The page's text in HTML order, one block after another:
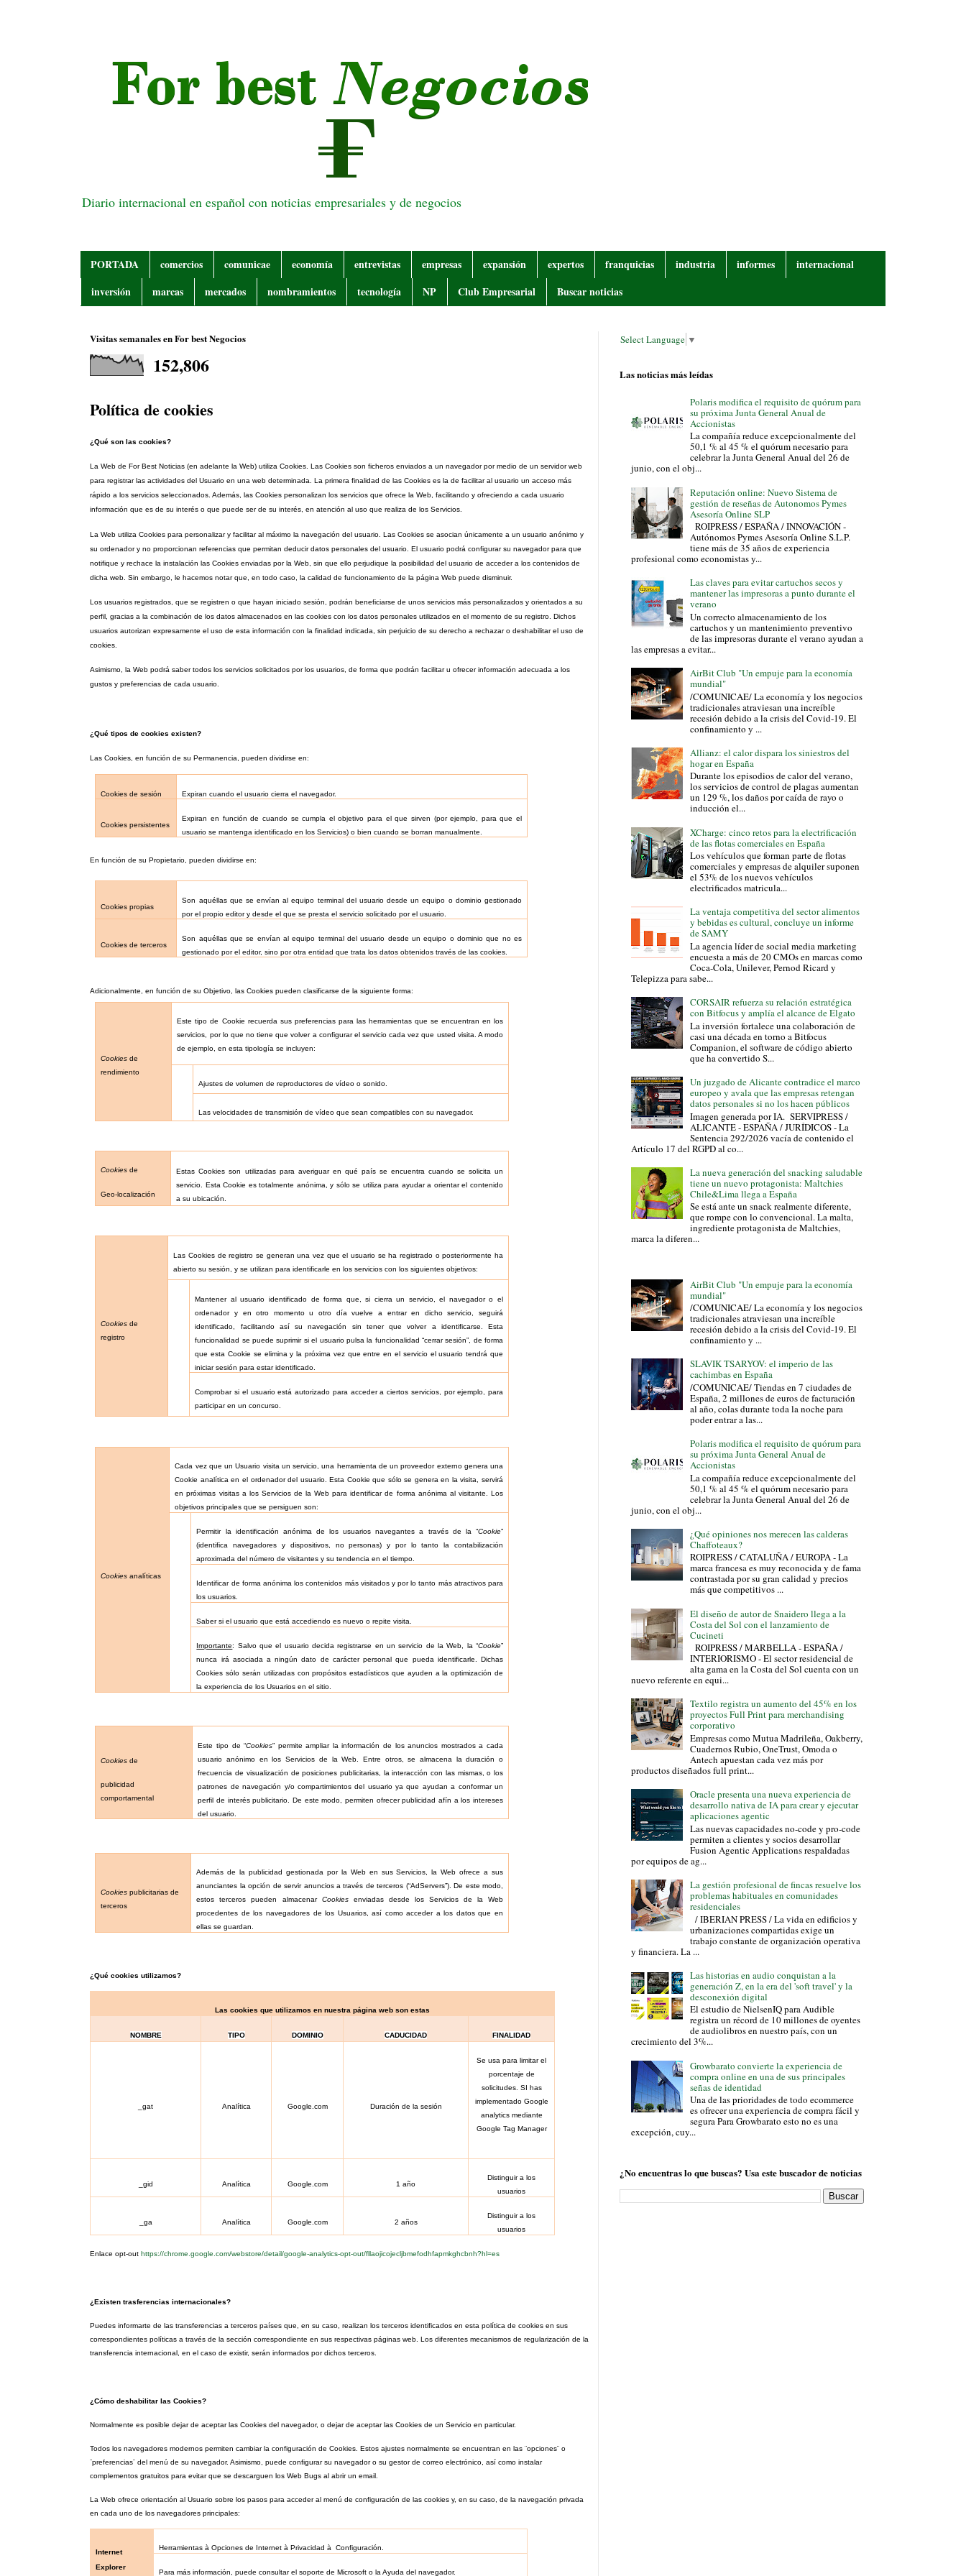
Diario internacional en español con noticias empresariales y de negocios
PORTADA comercios comunicae economía entrevistas empresas expansión expertos franquicias industria informes
internacional
inversión
marcas mercados nombramientos tecnología NP Club Empresarial Buscar noticias
Visitas semanales en For best Negocios
152,806
Política de cookies
¿Qué son las cookies?
La Web de For Best Noticias (en adelante la Web) utiliza Cookies. Las Cookies son ficheros enviados a un navegador por medio de un servidor web
para registrar las actividades del Usuario en una web determinada. La primera finalidad de las Cookies es la de facilitar al usuario un acceso más
rápido a los servicios seleccionados. Además, las Cookies personalizan los servicios que ofrece la Web, facilitando y ofreciendo a cada usuario
información que es de su interés o que puede ser de su interés, en atención al uso que realiza de los Servicios.
La Web utiliza Cookies para personalizar y facilitar al máximo la navegación del usuario. Las Cookies se asocian únicamente a un usuario anónimo y
su ordenador y no proporcionan referencias que permitan deducir datos personales del usuario. El usuario podrá configurar su navegador para que
notifique y rechace la instalación las Cookies enviadas por la Web, sin que ello perjudique la posibilidad del usuario de acceder a los contenidos de
dicha web. Sin embargo, le hacemos notar que, en todo caso, la calidad de funcionamiento de la página Web puede disminuir.
Los usuarios registrados, que se registren o que hayan iniciado sesión, podrán beneficiarse de unos servicios más personalizados y orientados a su
perfil, gracias a la combinación de los datos almacenados en las cookies con los datos personales utilizados en el momento de su registro. Dichos
usuarios autorizan expresamente el uso de esta información con la finalidad indicada, sin perjuicio de su derecho a rechazar o deshabilitar el uso de
cookies.
Asimismo, la Web podrá saber todos los servicios solicitados por los usuarios, de forma que podrán facilitar u ofrecer información adecuada a los
gustos y preferencias de cada usuario.
¿Qué tipos de cookies existen?
Las Cookies, en función de su Permanencia, pueden dividirse en:
Cookies de sesión Expiran cuando el usuario cierra el navegador.
Cookies persistentes
Expiran en función de cuando se cumpla el objetivo para el que sirven (por ejemplo, para que el
usuario se mantenga identificado en los Servicios) o bien cuando se borran manualmente.
En función de su Propietario, pueden dividirse en:
Cookies propias
Son aquéllas que se envían al equipo terminal del usuario desde un equipo o dominio gestionado
por el propio editor y desde el que se presta el servicio solicitado por el usuario.
Cookies de terceros
Son aquéllas que se envían al equipo terminal del usuario desde un equipo o dominio que no es
gestionado por el editor, sino por otra entidad que trata los datos obtenidos través de las cookies.
Adicionalmente, en función de su Objetivo, las Cookies pueden clasificarse de la siguiente forma:
Cookiesde
rendimiento
Este tipo de Cookie recuerda sus preferencias para las herramientas que se encuentran en los
servicios, por lo que no tiene que volver a configurar el servicio cada vez que usted visita. A modo
de ejemplo, en esta tipología se incluyen:
Ajustes de volumen de reproductores de vídeo o sonido.
Las velocidades de transmisión de vídeo que sean compatibles con su navegador.
Cookiesde
Geo-localización
Estas Cookies son utilizadas para averiguar en qué país se encuentra cuando se solicita un
servicio. Esta Cookie es totalmente anónima, y sólo se utiliza para ayudar a orientar el contenido
a su ubicación.
Cookiesde
registro
Las Cookies de registro se generan una vez que el usuario se ha registrado o posteriormente ha
abierto su sesión, y se utilizan para identificarle en los servicios con los siguientes objetivos:
Mantener al usuario identificado de forma que, si cierra un servicio, el navegador o el
ordenador y en otro momento u otro día vuelve a entrar en dicho servicio, seguirá
identificado, facilitando así su navegación sin tener que volver a identificarse. Esta
funcionalidad se puede suprimir si el usuario pulsa la funcionalidad “cerrar sesión”, de forma
que esta Cookie se elimina y la próxima vez que entre en el servicio el usuario tendrá que
iniciar sesión para estar identificado.
Comprobar si el usuario está autorizado para acceder a ciertos servicios, por ejemplo, para
participar en un concurso.
Cookiesanalíticas
Cada vez que un Usuario visita un servicio, una herramienta de un proveedor externo genera una
Cookie analítica en el ordenador del usuario. Esta Cookie que sólo se genera en la visita, servirá
en próximas visitas a los Servicios de la Web para identificar de forma anónima al visitante. Los
objetivos principales que se persiguen son:
Permitir la identificación anónima de los usuarios navegantes a través de la “Cookie”
(identifica navegadores y dispositivos, no personas) y por lo tanto la contabilización
aproximada del número de visitantes y su tendencia en el tiempo.
Identificar de forma anónima los contenidos más visitados y por lo tanto más atractivos para
los usuarios.
Saber si el usuario que está accediendo es nuevo o repite visita.
Importante: Salvo que el usuario decida registrarse en un servicio de la Web, la “Cookie”
nunca irá asociada a ningún dato de carácter personal que pueda identificarle. Dichas
Cookies sólo serán utilizadas con propósitos estadísticos que ayuden a la optimización de
la experiencia de los Usuarios en el sitio.
Cookiesde
publicidad
comportamental
Este tipo de “Cookies” permite ampliar la información de los anuncios mostrados a cada
usuario anónimo en los Servicios de la Web. Entre otros, se almacena la duración o
frecuencia de visualización de posiciones publicitarias, la interacción con las mismas, o los
patrones de navegación y/o compartimientos del usuario ya que ayudan a conformar un
perfil de interés publicitario. De este modo, permiten ofrecer publicidad afín a los intereses
del usuario.
Cookies publicitarias de
terceros
Además de la publicidad gestionada por la Web en sus Servicios, la Web ofrece a sus
anunciantes la opción de servir anuncios a través de terceros (“AdServers”). De este modo,
estos terceros pueden almacenar Cookiesenviadas desde los Servicios de la Web
procedentes de los navegadores de los Usuarios, así como acceder a los datos que en
ellas se guardan.
¿Qué cookies utilizamos?
Las cookies que utilizamos en nuestra página web son estas
NOMBRE TIPO DOMINIO CADUCIDAD FINALIDAD
_gat Analítica Google.com Duración de la sesión
Se usa para limitar el
porcentaje de
solicitudes. SI has
implementado Google
analytics mediante
Google Tag Manager
_gid Analítica Google.com 1 año
Distinguir a los
usuarios
_ga Analítica Google.com 2 años
Distinguir a los
usuarios
Enlace opt-out https://chrome.google.com/webstore/detail/google-analytics-opt-out/fllaojicojecljbmefodhfapmkghcbnh?hl=es
¿Existen trasferencias internacionales?
Puedes informarte de las transferencias a terceros países que, en su caso, realizan los terceros identificados en esta política de cookies en sus
correspondientes políticas a través de la sección correspondiente en sus respectivas páginas web. Los diferentes mecanismos de regularización de la
transferencia internacional, en el caso de existir, serán informados por dichos terceros.
¿Cómo deshabilitar las Cookies?
Normalmente es posible dejar de aceptar las Cookies del navegador, o dejar de aceptar las Cookies de un Servicio en particular.
Todos los navegadores modernos permiten cambiar la configuración de Cookies. Estos ajustes normalmente se encuentran en las ¨opciones¨ o
¨preferencias¨ del menú de su navegador. Asimismo, puede configurar su navegador o su gestor de correo electrónico, así como instalar
complementos gratuitos para evitar que se descarguen los Web Bugs al abrir un email.
La Web ofrece orientación al Usuario sobre los pasos para acceder al menú de configuración de las cookies y, en su caso, de la navegación privada
en cada uno de los navegadores principales:
Internet
Explorer
Herramientasà Opciones de Internetà Privacidadà Configuración.
Para más información, puede consultar el soporte de Microsoft o la Ayuda del navegador.
Select Language ▼
Las noticias más leídas
Polaris modifica el requisito de quórum para
su próxima Junta General Anual de
Accionistas
La compañía reduce excepcionalmente del
50,1 % al 45 % el quórum necesario para
celebrar la Junta General Anual del 26 de
junio, con el obj...
Reputación online: Nuevo Sistema de
gestión de reseñas de Autonomos Pymes
Asesoría Online SLP
ROIPRESS / ESPAÑA / INNOVACIÓN -
Autónomos Pymes Asesoría Online S.L.P.
tiene más de 35 años de experiencia
profesional como economistas y...
Las claves para evitar cartuchos secos y
mantener las impresoras a punto durante el
verano
Un correcto almacenamiento de los
cartuchos y un mantenimiento preventivo
de las impresoras durante el verano ayudan a
las empresas a evitar...
AirBit Club "Un empuje para la economía
mundial"
/COMUNICAE/ La economía y los negocios
tradicionales atraviesan una increíble
recesión debido a la crisis del Covid-19. El
confinamiento y ...
Allianz: el calor dispara los siniestros del
hogar en España
Durante los episodios de calor del verano,
los servicios de control de plagas aumentan
un 129 %, los daños por caída de rayo o
inducción el...
XCharge: cinco retos para la electrificación
de las flotas comerciales en España
Los vehículos que forman parte de flotas
comerciales y empresas de alquiler suponen
el 53% de los nuevos vehículos
electrificados matricula...
La ventaja competitiva del sector alimentos
y bebidas es cultural, concluye un informe
de SAMY
La agencia líder de social media marketing
encuesta a más de 20 CMOs en marcas como
Coca-Cola, Unilever, Pernod Ricard y
Telepizza para sabe...
CORSAIR refuerza su relación estratégica
con Bitfocus y amplía el alcance de Elgato
La inversión fortalece una colaboración de
casi una década en torno a Bitfocus
Companion, el software de código abierto
que ha convertido S...
Un juzgado de Alicante contradice el marco
europeo y avala que las empresas retengan
datos personales si no los hacen públicos
Imagen generada por IA. SERVIPRESS /
ALICANTE - ESPAÑA / JURÍDICOS - La
Sentencia 292/2026 vacía de contenido el
Artículo 17 del RGPD al co...
La nueva generación del snacking saludable
tiene un nuevo protagonista: Maltchies
Chile&Lima llega a España
Se está ante un snack realmente diferente,
que rompe con lo convencional. La malta,
ingrediente protagonista de Maltchies,
marca la diferen...
AirBit Club "Un empuje para la economía
mundial"
/COMUNICAE/ La economía y los negocios
tradicionales atraviesan una increíble
recesión debido a la crisis del Covid-19. El
confinamiento y ...
SLAVIK TSARYOV: el imperio de las
cachimbas en España
/COMUNICAE/ Tiendas en 7 ciudades de
España, 2 millones de euros de facturación
al año, colas durante toda la noche para
poder entrar a las...
Polaris modifica el requisito de quórum para
su próxima Junta General Anual de
Accionistas
La compañía reduce excepcionalmente del
50,1 % al 45 % el quórum necesario para
celebrar la Junta General Anual del 26 de
junio, con el obj...
¿Qué opiniones nos merecen las calderas
Chaffoteaux?
ROIPRESS / CATALUÑA / EUROPA - La
marca francesa es muy reconocida y de fama
contrastada por su gran calidad y precios
más que competitivos ...
El diseño de autor de Snaidero llega a la
Costa del Sol con el lanzamiento de
Cucineti
ROIPRESS / MARBELLA - ESPAÑA /
INTERIORISMO - El sector residencial de
alta gama en la Costa del Sol cuenta con un
nuevo referente en equi...
Textilo registra un aumento del 45% en los
proyectos Full Print para merchandising
corporativo
Empresas como Mutua Madrileña, Oakberry,
Cuadernos Rubio, OneTrust, Omoda o
Antech apuestan cada vez más por
productos diseñados full print...
Oracle presenta una nueva experiencia de
desarrollo nativa de IA para crear y ejecutar
aplicaciones agentic
Las nuevas capacidades no-code y pro-code
permiten a clientes y socios desarrollar
Fusion Agentic Applications respaldadas
por equipos de ag...
La gestión profesional de fincas resuelve los
problemas habituales en comunidades
residenciales
/ IBERIAN PRESS / La vida en edificios y
urbanizaciones compartidas exige un
trabajo constante de organización operativa
y financiera. La ...
Las historias en audio conquistan a la
generación Z, en la era del 'soft travel' y la
desconexión digital
El estudio de NielsenIQ para Audible
registra un récord de 10 millones de oyentes
de audiolibros en nuestro país, con un
crecimiento del 3%...
Growbarato convierte la experiencia de
compra online en una de sus principales
señas de identidad
Una de las prioridades de todo ecommerce
es ofrecer una experiencia de compra fácil y
segura Para Growbarato esto no es una
excepción, cuy...
¿No encuentras lo que buscas? Usa este buscador de noticias